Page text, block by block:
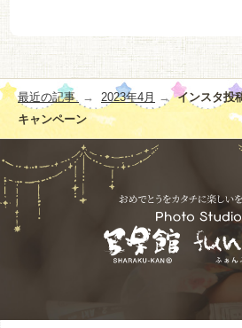
投
稿
ナ
ゲ
ー
シ
最近の記事 2023年4月
インスタ投
キャンペーン